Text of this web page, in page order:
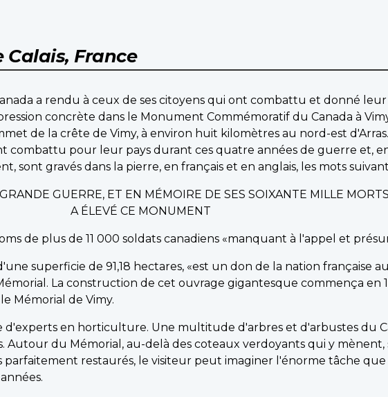
Calais, France
a rendu à ceux de ses citoyens qui ont combattu et donné leur
concrète dans le Monument Commémoratif du Canada à
de la crête de Vimy, à environ huit kilomètres au nord-est
combattu pour leur pays durant ces quatre années de guerre et,
sont gravés dans la pierre, en français et en anglais, les mots
GUERRE, ET EN MÉMOIRE DE SES SOIXANTE MILLE
A ÉLEVÉ CE MONUMENT
de plus de 11 000 soldats canadiens «manquant à l'appel et
superficie de 91,18 hectares, «est un don de la nation française
La construction de cet ouvrage gigantesque commença en
Mémorial de Vimy.
d'experts en horticulture. Une multitude d'arbres et d'arbustes du
Autour du Mémorial, au-delà des coteaux verdoyants qui y
parfaitement restaurés, le visiteur peut imaginer l'énorme tâche